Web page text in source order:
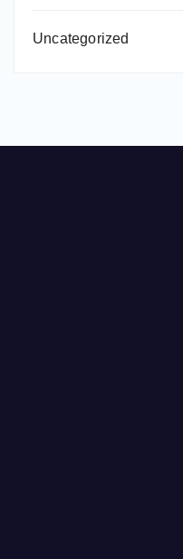
Uncategorized